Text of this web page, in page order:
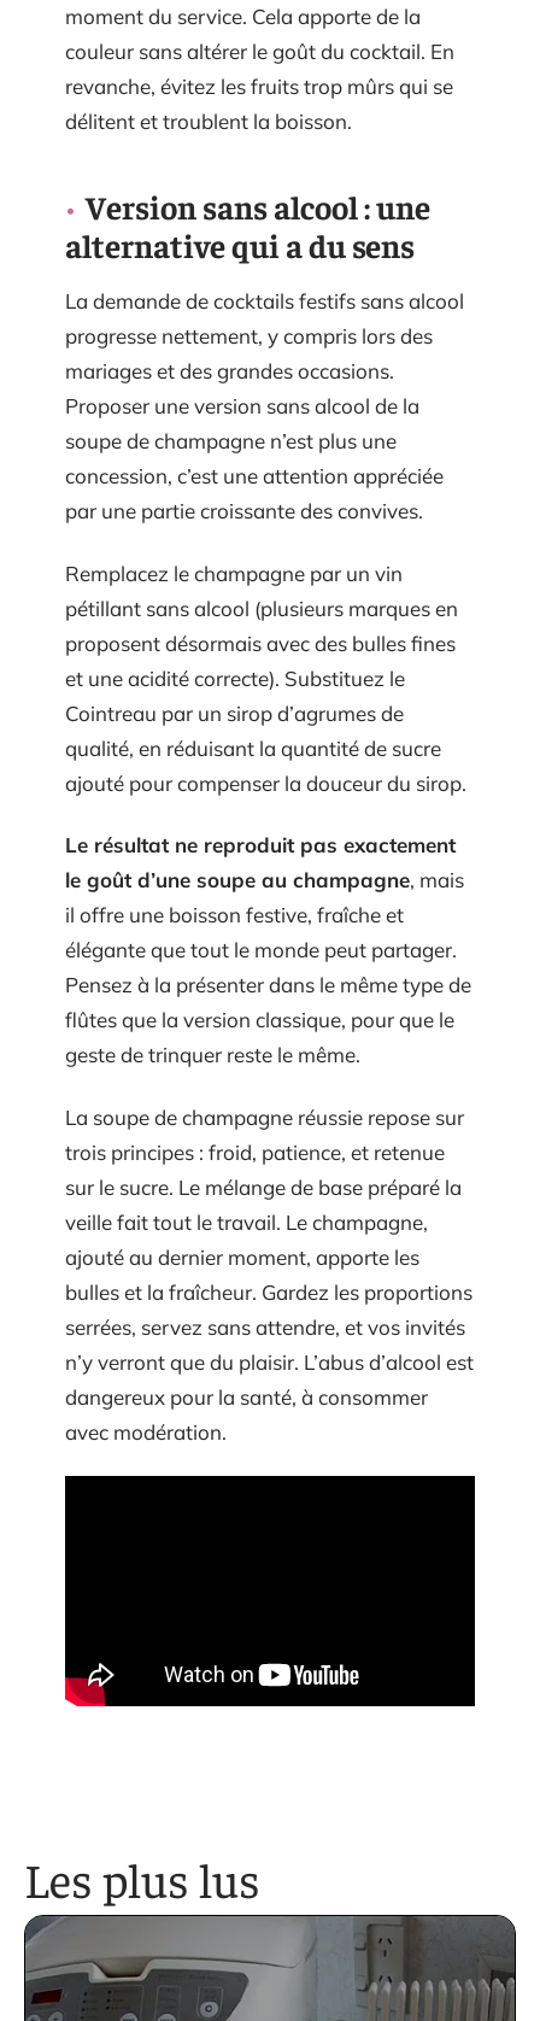
moment du service. Cela apporte de la
couleur sans altérer le goût du cocktail. En
revanche, évitez les fruits trop mûrs qui se
délitent et troublent la boisson.
Version sans alcool : une
alternative qui a du sens
La demande de cocktails festifs sans alcool
progresse nettement, y compris lors des
mariages et des grandes occasions.
Proposer une version sans alcool de la
soupe de champagne n’est plus une
concession, c’est une attention appréciée
par une partie croissante des convives.
Remplacez le champagne par un vin
pétillant sans alcool (plusieurs marques en
proposent désormais avec des bulles fines
et une acidité correcte). Substituez le
Cointreau par un sirop d’agrumes de
qualité, en réduisant la quantité de sucre
ajouté pour compenser la douceur du sirop.
Le résultat ne reproduit pas exactement
le goût d’une soupe au champagne, mais
il offre une boisson festive, fraîche et
élégante que tout le monde peut partager.
Pensez à la présenter dans le même type de
flûtes que la version classique, pour que le
geste de trinquer reste le même.
La soupe de champagne réussie repose sur
trois principes : froid, patience, et retenue
sur le sucre. Le mélange de base préparé la
veille fait tout le travail. Le champagne,
ajouté au dernier moment, apporte les
bulles et la fraîcheur. Gardez les proportions
serrées, servez sans attendre, et vos invités
n’y verront que du plaisir. L’abus d’alcool est
dangereux pour la santé, à consommer
avec modération.
Les plus lus